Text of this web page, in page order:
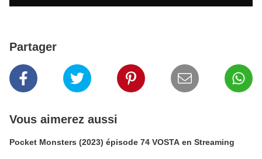
Partager
Vous aimerez aussi
Pocket Monsters (2023) épisode 74 VOSTA en Streaming